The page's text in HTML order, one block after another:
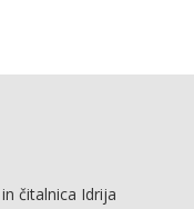
čitalnica Idrija